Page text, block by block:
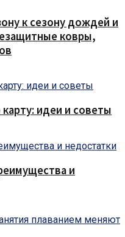
к сезону дождей и
ковры,
идеи и советы
и